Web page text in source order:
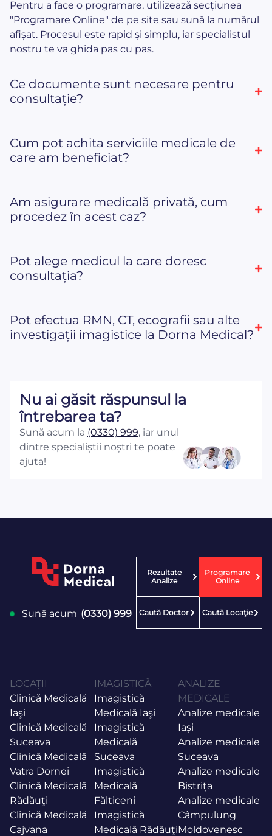
Pentru a face o programare, utilizează secțiunea
"Programare Online" de pe site sau sună la numărul
afișat. Procesul este rapid și simplu, iar specialistul
nostru te va ghida pas cu pas.
Ce documente sunt necesare pentru
consultație?
Cum pot achita serviciile medicale de
care am beneficiat?
Am asigurare medicală privată, cum
procedez în acest caz?
Pot alege medicul la care doresc
consultația?
Pot efectua RMN, CT, ecografii sau alte
investigații imagistice la Dorna Medical?
Nu ai găsit răspunsul la
întrebarea ta?
Sună acum la (0330) 999, iar unul
dintre specialiștii noștri te poate
ajuta!
Sună acum (0330) 999
Rezultate
Analize
Programare
Online
Caută Doctor Caută Locaţie
LOCAȚII
Clinică Medicală
Iaşi
Clinică Medicală
Suceava
Clinică Medicală
Vatra Dornei
Clinică Medicală
Rădăuţi
Clinică Medicală
Cajvana
IMAGISTICĂ
Imagistică
Medicală Iaşi
Imagistică
Medicală
Suceava
Imagistică
Medicală
Fălticeni
Imagistică
Medicală Rădăuţi
ANALIZE
MEDICALE
Analize medicale
Iași
Analize medicale
Suceava
Analize medicale
Bistrița
Analize medicale
Câmpulung
Moldovenesc